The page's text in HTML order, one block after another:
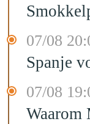
07/08
Spanje
07/08
Waarom